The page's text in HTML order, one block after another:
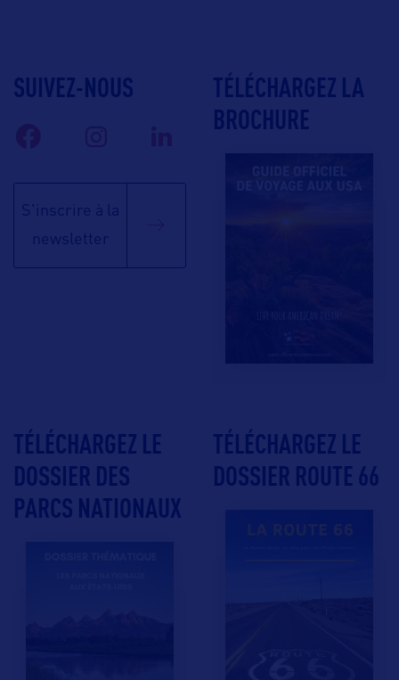
SUIVEZ-NOUS
S'inscrire à la
newsletter
TÉLÉCHARGEZ LA
BROCHURE
TÉLÉCHARGEZ LE
DOSSIER DES
PARCS NATIONAUX
TÉLÉCHARGEZ LE
DOSSIER ROUTE 66